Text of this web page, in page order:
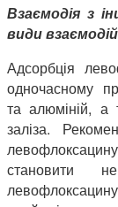
Взаємодія з
види
Адсорбція
одночасному
та алюміній, а
заліза.
становити